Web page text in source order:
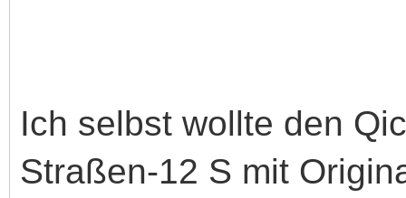
Ich selbst wollte den
Straßen-12 S mit